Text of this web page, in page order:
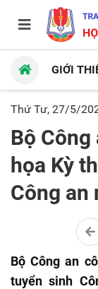
GIỚI
Thứ Tư, 27/5/
Bộ
họa Kỳ
Công an
Bộ Công an
tuyển sinh